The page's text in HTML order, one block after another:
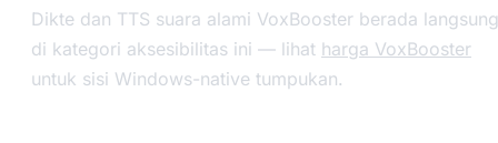
Dikte dan TTS suara alami VoxBooster berada langsung
di kategori aksesibilitas ini — lihat harga VoxBooster
untuk sisi Windows-native tumpukan.